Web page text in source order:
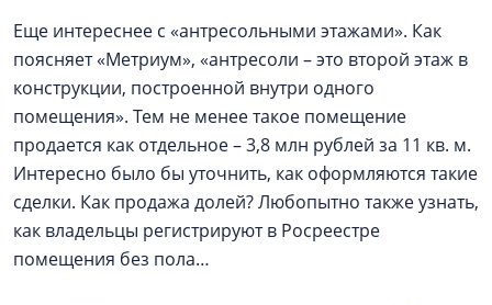
Еще интереснее с «антресольными этажами». Как
поясняет «Метриум», «антресоли – это второй этаж в
конструкции, построенной внутри одного
помещения». Тем не менее такое помещение
продается как отдельное – 3,8 млн рублей за 11 кв. м.
Интересно было бы уточнить, как оформляются такие
сделки. Как продажа долей? Любопытно также узнать,
как владельцы регистрируют в Росреестре
помещения без пола…